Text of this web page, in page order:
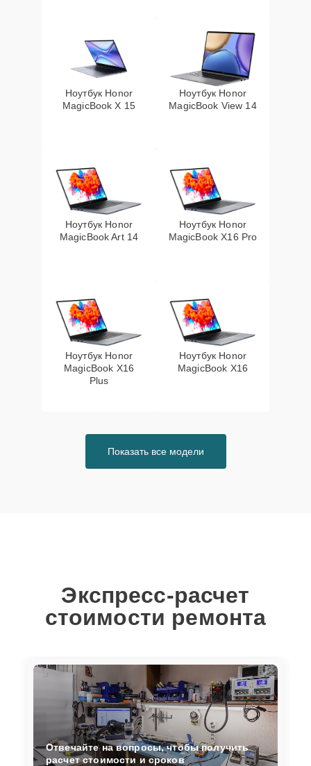
Ноутбук Honor
MagicBook X 15
Ноутбук Honor
MagicBook View 14
Ноутбук Honor
MagicBook Art 14
Ноутбук Honor
MagicBook X16 Pro
Ноутбук Honor
MagicBook X16
Plus
Ноутбук Honor
MagicBook X16
Показать все модели
Экспресс-расчет
стоимости ремонта
Отвечайте на вопросы, чтобы получить
расчет стоимости и сроков